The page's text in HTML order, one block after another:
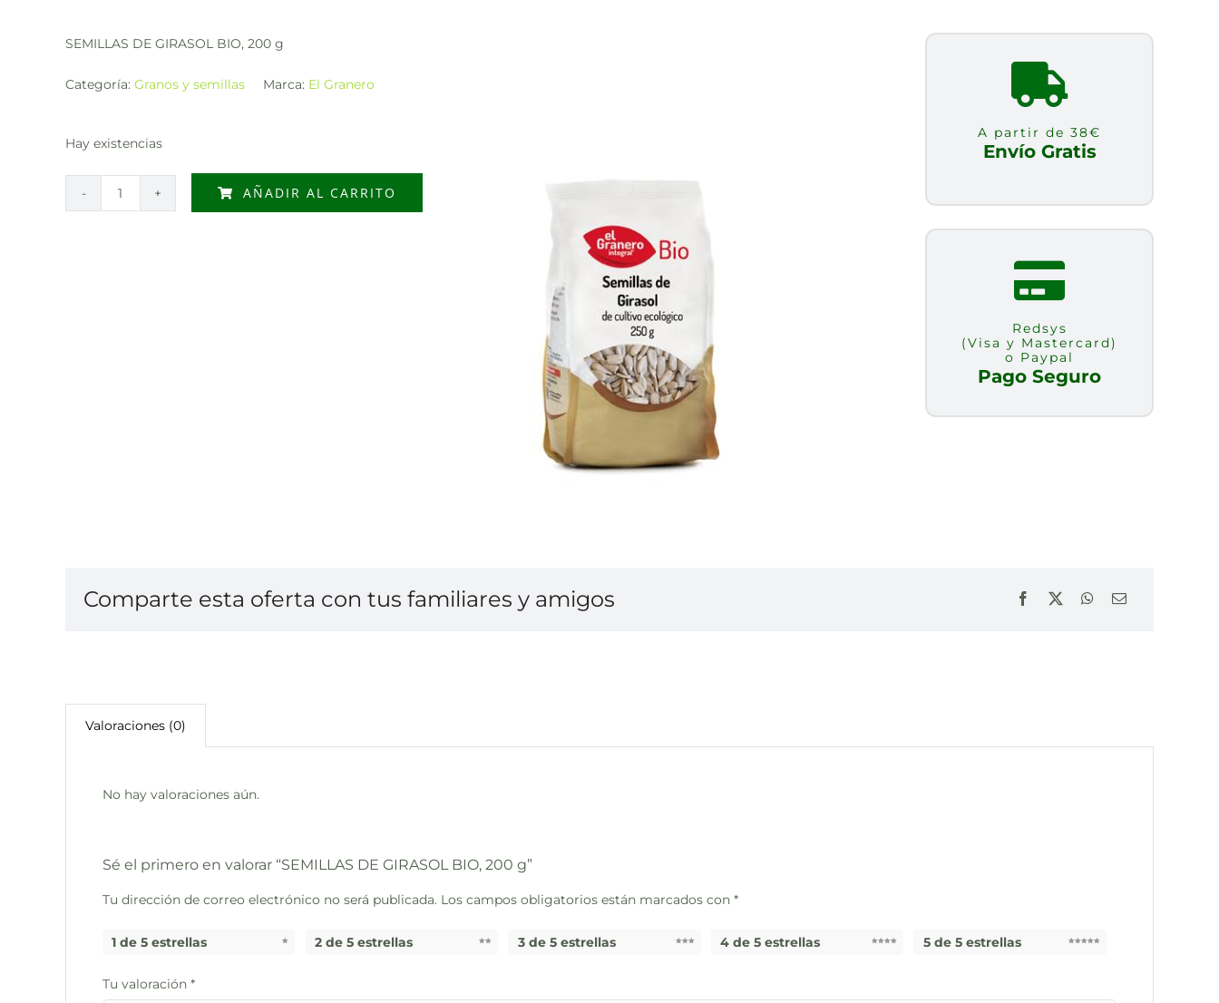
SEMILLAS DE GIRASOL BIO, 200 g
Categoría: Granos y semillas Marca: El Granero
Hay existencias
SEMILLAS
AÑADIR AL CARRITO
A partir de 38€
Envío Gratis
Redsys
(Visa y Mastercard)
o Paypal
Pago Seguro
Comparte esta oferta con tus familiares y amigos
Valoraciones (0)
No hay valoraciones aún.
Sé el primero en valorar “SEMILLAS DE GIRASOL BIO, 200 g”
Tu dirección de correo electrónico no será publicada. Los campos obligatorios están marcados con *
1 de 5 estrellas 2 de 5 estrellas 3 de 5 estrellas 4 de 5 estrellas 5 de 5 estrellas
Tu valoración *